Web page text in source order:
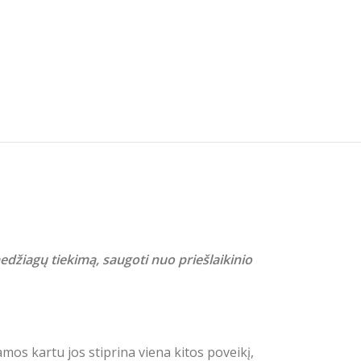
tiekimą, saugoti nuo priešlaikinio
kartu jos stiprina viena kitos poveikį,